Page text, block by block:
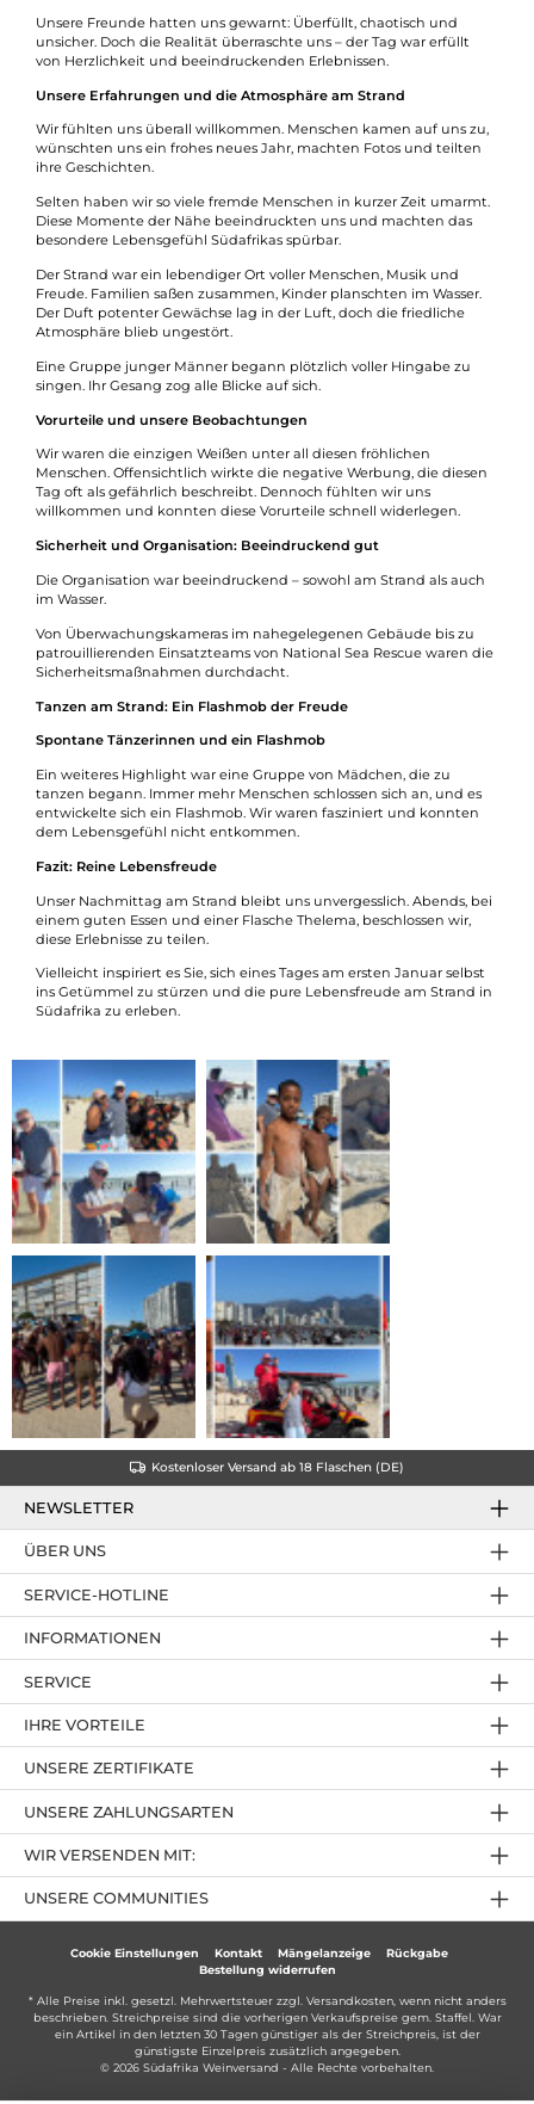
Unsere Freunde hatten uns gewarnt: Überfüllt, chaotisch und
unsicher. Doch die Realität überraschte uns – der Tag war erfüllt
von Herzlichkeit und beeindruckenden Erlebnissen.
Unsere Erfahrungen und die Atmosphäre am Strand
Wir fühlten uns überall willkommen. Menschen kamen auf uns zu,
wünschten uns ein frohes neues Jahr, machten Fotos und teilten
ihre Geschichten.
Selten haben wir so viele fremde Menschen in kurzer Zeit umarmt.
Diese Momente der Nähe beeindruckten uns und machten das
besondere Lebensgefühl Südafrikas spürbar.
Der Strand war ein lebendiger Ort voller Menschen, Musik und
Freude. Familien saßen zusammen, Kinder planschten im Wasser.
Der Duft potenter Gewächse lag in der Luft, doch die friedliche
Atmosphäre blieb ungestört.
Eine Gruppe junger Männer begann plötzlich voller Hingabe zu
singen. Ihr Gesang zog alle Blicke auf sich.
Vorurteile und unsere Beobachtungen
Wir waren die einzigen Weißen unter all diesen fröhlichen
Menschen. Offensichtlich wirkte die negative Werbung, die diesen
Tag oft als gefährlich beschreibt. Dennoch fühlten wir uns
willkommen und konnten diese Vorurteile schnell widerlegen.
Sicherheit und Organisation: Beeindruckend gut
Die Organisation war beeindruckend – sowohl am Strand als auch
im Wasser.
Von Überwachungskameras im nahegelegenen Gebäude bis zu
patrouillierenden Einsatzteams von National Sea Rescue waren die
Sicherheitsmaßnahmen durchdacht.
Tanzen am Strand: Ein Flashmob der Freude
Spontane Tänzerinnen und ein Flashmob
Ein weiteres Highlight war eine Gruppe von Mädchen, die zu
tanzen begann. Immer mehr Menschen schlossen sich an, und es
entwickelte sich ein Flashmob. Wir waren fasziniert und konnten
dem Lebensgefühl nicht entkommen.
Fazit: Reine Lebensfreude
Unser Nachmittag am Strand bleibt uns unvergesslich. Abends, bei
einem guten Essen und einer Flasche Thelema, beschlossen wir,
diese Erlebnisse zu teilen.
Vielleicht inspiriert es Sie, sich eines Tages am ersten Januar selbst
ins Getümmel zu stürzen und die pure Lebensfreude am Strand in
Südafrika zu erleben.
Kostenloser Versand ab 18 Flaschen (DE)
NEWSLETTER
SERVICE-HOTLINE
IHRE VORTEILE
UNSERE ZAHLUNGSARTEN
ÜBER UNS
UNSERE ZERTIFIKATE
INFORMATIONEN
SERVICE
UNSERE COMMUNITIES
WIR VERSENDEN MIT:
Cookie Einstellungen Kontakt Mängelanzeige
Rückgabe
Bestellung widerrufen
* Alle Preise inkl. gesetzl. Mehrwertsteuer zzgl. Versandkosten, wenn nicht anders
beschrieben. Streichpreise sind die vorherigen Verkaufspreise gem. Staffel. War
ein Artikel in den letzten 30 Tagen günstiger als der Streichpreis, ist der
günstigste Einzelpreis zusätzlich angegeben.
© 2026 Südafrika Weinversand - Alle Rechte vorbehalten.